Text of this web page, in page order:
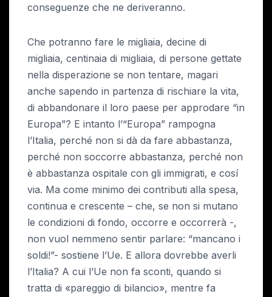
conseguenze che ne deriveranno.
Che potranno fare le migliaia, decine di
migliaia, centinaia di migliaia, di persone gettate
nella disperazione se non tentare, magari
anche sapendo in partenza di rischiare la vita,
di abbandonare il loro paese per approdare “in
Europa”? E intanto l’“Europa” rampogna
l’Italia, perché non si dà da fare abbastanza,
perché non soccorre abbastanza, perché non
è abbastanza ospitale con gli immigrati, e cosí
via. Ma come minimo dei contributi alla spesa,
continua e crescente – che, se non si mutano
le condizioni di fondo, occorre e occorrerà -,
non vuol nemmeno sentir parlare: “mancano i
soldi!”- sostiene l’Ue. E allora dovrebbe averli
l’Italia? A cui l’Ue non fa sconti, quando si
tratta di «pareggio di bilancio», mentre fa